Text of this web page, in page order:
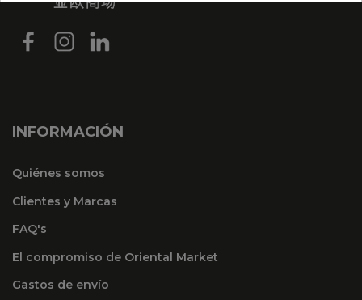
INFORMACIÓN
Quiénes somos
Clientes y Marcas
FAQ's
El compromiso de Oriental Market
Gastos de envío